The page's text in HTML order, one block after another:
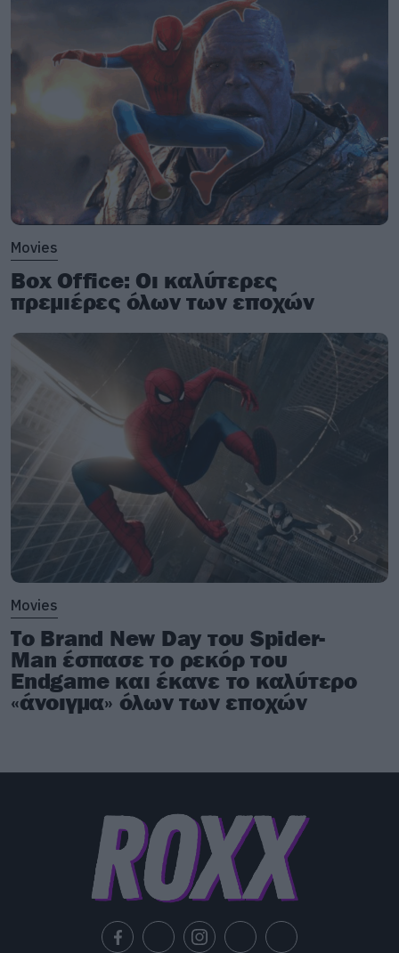
Movies
Box Office: Οι καλύτερες
πρεμιέρες όλων των εποχών
Movies
Το Brand New Day του Spider-
Man έσπασε το ρεκόρ του
Endgame και έκανε το καλύτερο
«άνοιγμα» όλων των εποχών